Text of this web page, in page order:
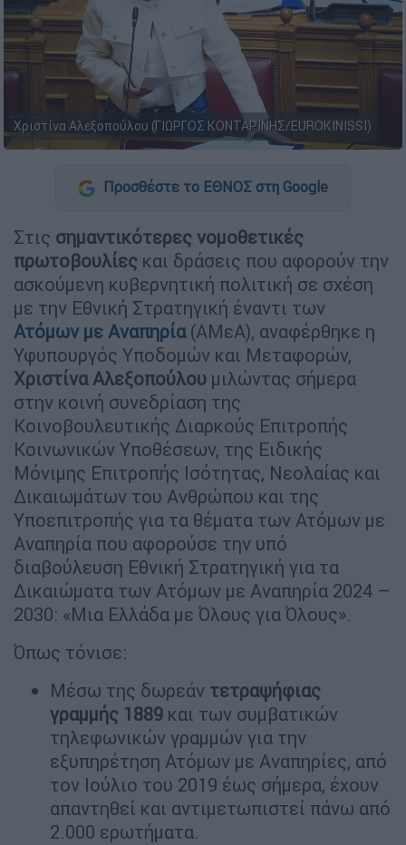
Χριστίνα Αλεξοπούλου (ΓΙΩΡΓΟΣ ΚΟΝΤΑΡΙΝΗΣ/EUROKINISSI)
Προσθέστε το ΕΘΝΟΣ στη Google
Στις σημαντικότερες νομοθετικές
πρωτοβουλίες και δράσεις που αφορούν την
ασκούμενη κυβερνητική πολιτική σε σχέση
με την Εθνική Στρατηγική έναντι των
Ατόμων με Αναπηρία(ΑΜεΑ), αναφέρθηκε η
Υφυπουργός Υποδομών και Μεταφορών,
Χριστίνα Αλεξοπούλου μιλώντας σήμερα
στην κοινή συνεδρίαση της
Κοινοβουλευτικής Διαρκούς Επιτροπής
Κοινωνικών Υποθέσεων, της Ειδικής
Μόνιμης Επιτροπής Ισότητας, Νεολαίας και
Δικαιωμάτων του Ανθρώπου και της
Υποεπιτροπής για τα θέματα των Ατόμων με
Αναπηρία που αφορούσε την υπό
διαβούλευση Εθνική Στρατηγική για τα
Δικαιώματα των Ατόμων με Αναπηρία 2024 –
2030: «Μια Ελλάδα με Όλους για Όλους».
Όπως τόνισε:
Μέσω της δωρεάν τετραψήφιας
γραμμής 1889 και των συμβατικών
τηλεφωνικών γραμμών για την
εξυπηρέτηση Ατόμων με Αναπηρίες, από
τον Ιούλιο του 2019 έως σήμερα, έχουν
απαντηθεί και αντιμετωπιστεί πάνω από
2.000 ερωτήματα.